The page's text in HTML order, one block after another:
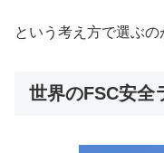
という考え方で選ぶの
世界のFSC安全